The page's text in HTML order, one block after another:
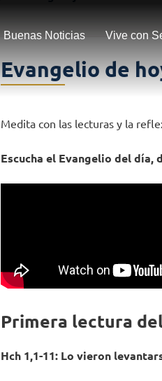
Buenas Noticias Vive con
Evangelio de
Medita con las lecturas y la
Escucha el Evangelio del día,
Primera lectura
Hch 1,1-11: Lo vieron